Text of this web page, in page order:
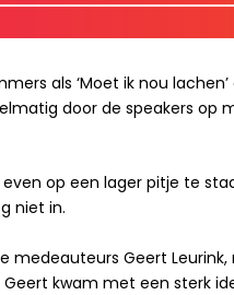
als ‘Moet ik nou lachen’
door de speakers op
op een lager pitje te
niet in.
medeauteurs Geert Leurink,
kwam met een sterk